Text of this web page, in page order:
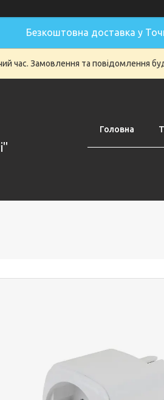
Безкоштовна доставка у
час. Замовлення та повідомлення
Головна